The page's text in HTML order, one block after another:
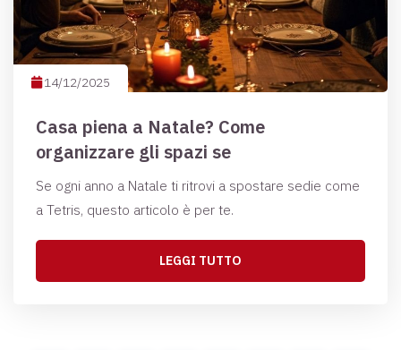
14/12/2025
Casa piena a Natale? Come
organizzare gli spazi se
Se ogni anno a Natale ti ritrovi a spostare sedie come
a Tetris, questo articolo è per te.
LEGGI TUTTO